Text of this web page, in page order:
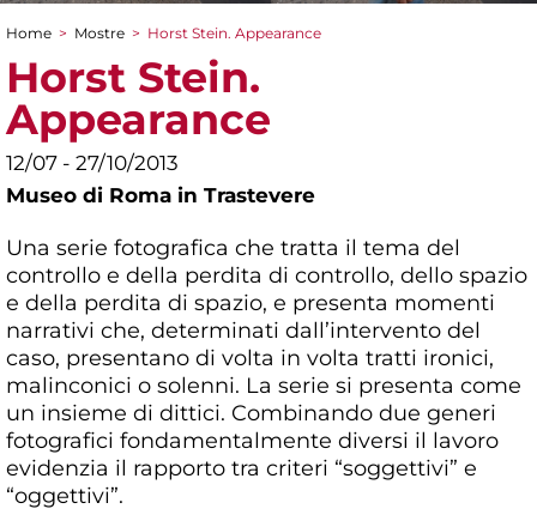
Tu sei qui
Home > Mostre > Horst Stein. Appearance
Horst Stein.
Appearance
12/07 - 27/10/2013
Museo di Roma in Trastevere
Una serie fotografica che tratta il tema del
controllo e della perdita di controllo, dello spazio
e della perdita di spazio, e presenta momenti
narrativi che, determinati dall’intervento del
caso, presentano di volta in volta tratti ironici,
malinconici o solenni. La serie si presenta come
un insieme di dittici. Combinando due generi
fotografici fondamentalmente diversi il lavoro
evidenzia il rapporto tra criteri “soggettivi” e
“oggettivi”.